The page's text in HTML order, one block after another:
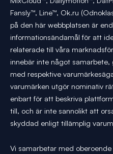
Fansly™, Line™, Ok.ru
på den här webbplatsen är
informationsändamål för att
relaterade till våra
innebär inte något
med respektive
varumärken utgör nominativ
enbart för att beskriva
till, och är inte sannolikt att
skyddad enligt tillämplig
Vi samarbetar med